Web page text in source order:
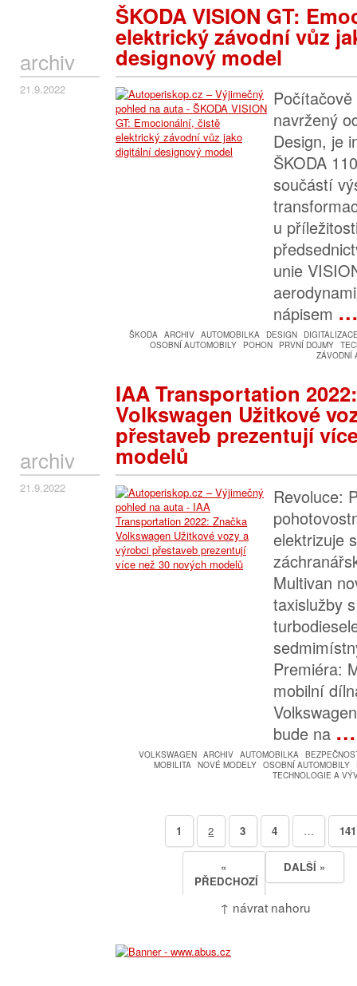
ŠKODA VISION GT:
elektrický závodní vůz
designový model
archiv
21.9.2022
navržený
Design, je
ŠKODA
součástí
u
unie
nápisem
ŠKODA ARCHIV AUTOMOBILKA DESIGN
OSOBNÍ AUTOMOBILY
POHON PRVNÍ DOJMY
ZÁVODNÍ
IAA Transportation
Volkswagen Užitkové
přestaveb prezentují
modelů
archiv
21.9.2022
Revoluce:
elektrizuje
Multivan
taxislužby
Premiéra:
mobilní
bude na …
VOLKSWAGEN ARCHIV AUTOMOBILKA
MOBILITA NOVÉ MODELY OSOBNÍ AUTOMOBILY
TECHNOLOGIE A
«
PŘEDCHOZÍ
1 2 3 4 … 141
DALŠÍ »
↑ návrat nahoru